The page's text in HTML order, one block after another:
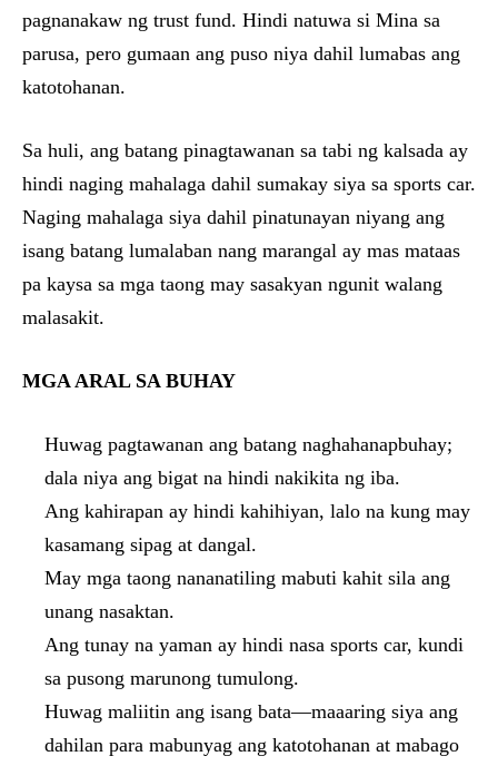
pagnanakaw ng trust fund. Hindi natuwa si Mina sa
parusa, pero gumaan ang puso niya dahil lumabas ang
katotohanan.
Sa huli, ang batang pinagtawanan sa tabi ng kalsada ay
hindi naging mahalaga dahil sumakay siya sa sports car.
Naging mahalaga siya dahil pinatunayan niyang ang
isang batang lumalaban nang marangal ay mas mataas
pa kaysa sa mga taong may sasakyan ngunit walang
malasakit.
MGA ARAL SA BUHAY
Huwag pagtawanan ang batang naghahanapbuhay;
dala niya ang bigat na hindi nakikita ng iba.
Ang kahirapan ay hindi kahihiyan, lalo na kung may
kasamang sipag at dangal.
May mga taong nananatiling mabuti kahit sila ang
unang nasaktan.
Ang tunay na yaman ay hindi nasa sports car, kundi
sa pusong marunong tumulong.
Huwag maliitin ang isang bata—maaaring siya ang
dahilan para mabunyag ang katotohanan at mabago